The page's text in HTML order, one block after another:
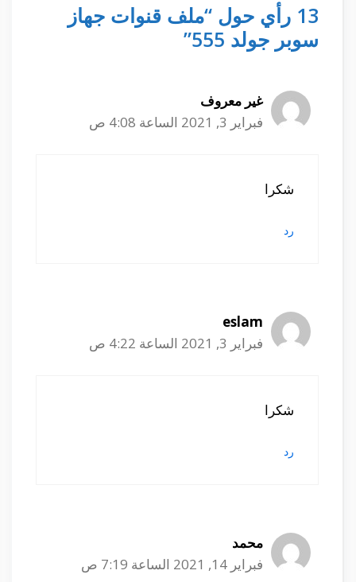
13 رأي حول “ملف قنوات جهاز
سوبر جولد 555”
غير معروف
فبراير 3, 2021 الساعة 4:08 ص
شكرا
رد
eslam
فبراير 3, 2021 الساعة 4:22 ص
شكرا
رد
محمد
فبراير 14, 2021 الساعة 7:19 ص